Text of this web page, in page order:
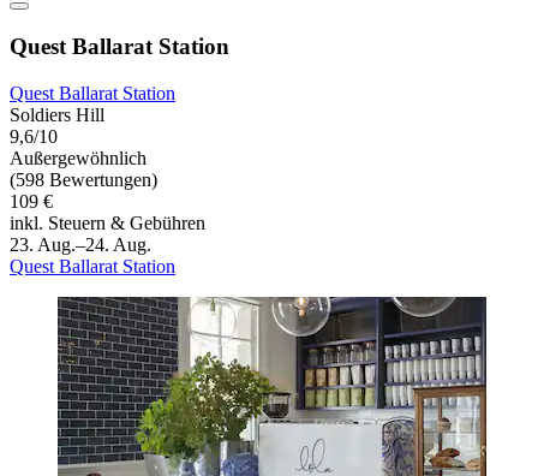
Quest Ballarat Station
Quest Ballarat Station
Soldiers Hill
9,6/10
Außergewöhnlich
(598 Bewertungen)
109 €
inkl. Steuern & Gebühren
23. Aug.–24. Aug.
Quest Ballarat Station